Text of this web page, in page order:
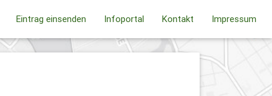
Eintrag einsenden Infoportal Kontakt Impressum